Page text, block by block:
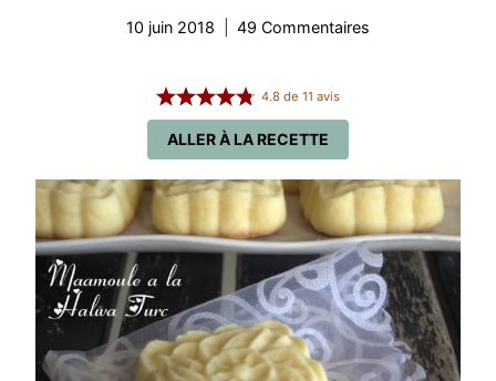
10 juin 2018 49 Commentaires
ALLER À LA RECETTE
4.8 de 11 avis